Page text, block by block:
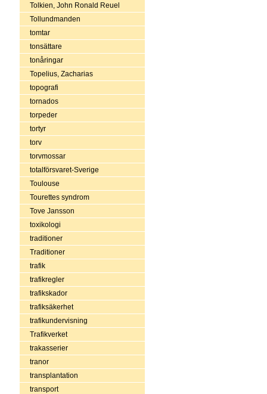
Tolkien, John Ronald Reuel
Tollundmanden
tomtar
tonsättare
tonåringar
Topelius, Zacharias
topografi
tornados
torpeder
tortyr
torv
torvmossar
totalförsvaret-Sverige
Toulouse
Tourettes syndrom
Tove Jansson
toxikologi
traditioner
Traditioner
trafik
trafikregler
trafikskador
trafiksäkerhet
trafikundervisning
Trafikverket
trakasserier
tranor
transplantation
transport